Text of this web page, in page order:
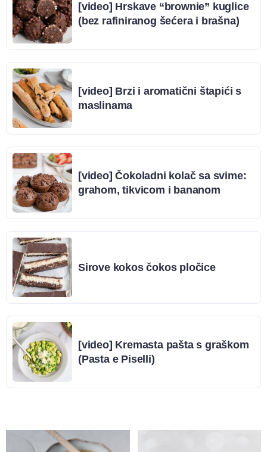
[video] Hrskave “brownie” kuglice
(bez rafiniranog šećera i brašna)
[video] Brzi i aromatični štapići s
maslinama
[video] Čokoladni kolač sa svime:
grahom, tikvicom i bananom
Sirove kokos čokos pločice
[video] Kremasta pašta s graškom
(Pasta e Piselli)